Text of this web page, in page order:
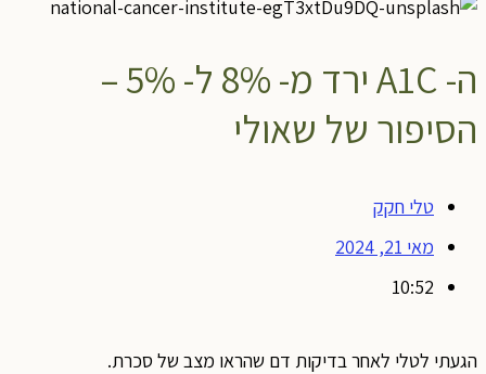
ה- A1C ירד מ- 8% ל- 5% –
הסיפור של שאולי
טלי חקק
מאי 21, 2024
10:52
הגעתי לטלי לאחר בדיקות דם שהראו מצב של סכרת.